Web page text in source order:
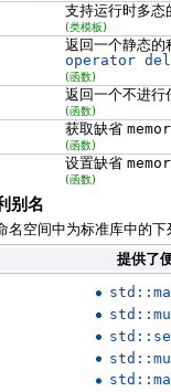
支持运行时多
(类模板)
返回一个静态
operator
(函数)
返回一个不进
(函数)
获取缺省
(函数)
设置缺省
(函数)
别名
名空间中为标准库中的下
提供了